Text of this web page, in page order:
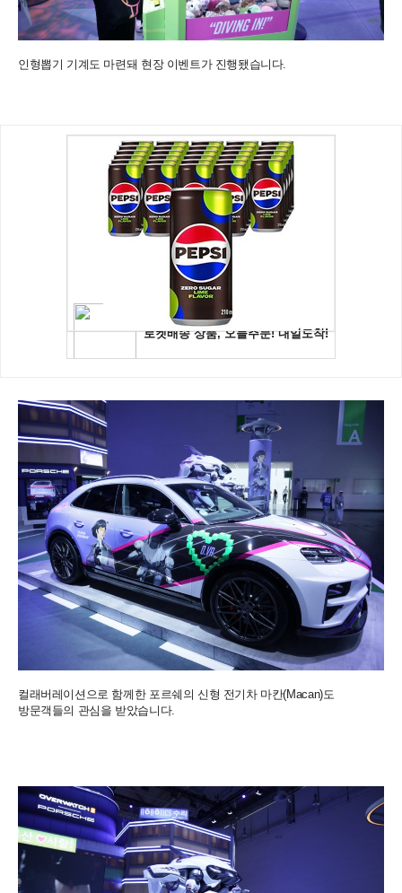
인형뽑기 기계도 마련돼 현장 이벤트가 진행됐습니다.
컬래버레이션으로 함께한 포르쉐의 신형 전기차 마칸(Macan)도
방문객들의 관심을 받았습니다.